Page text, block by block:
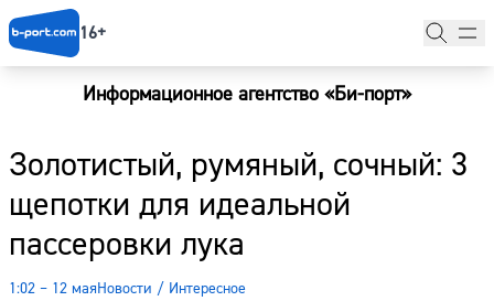
16+
Информационное агентство «Би-порт»
Золотистый, румяный, сочный: 3
щепотки для идеальной
пассеровки лука
1:02 – 12 маяНовости / Интересное
Новости
Наши гости
Фоторепортажи